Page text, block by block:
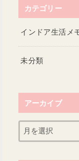
カテゴリー
インドア生活メ
未分類
アーカイブ